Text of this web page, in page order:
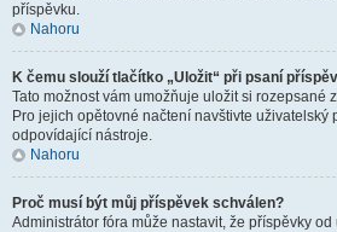
příspěvku.
Nahoru
K čemu slouží tlačítko „Uložit“ při psaní
Tato možnost vám umožňuje uložit si rozepsané
Pro jejich opětovné načtení navštivte uživatelský
odpovídající nástroje.
Nahoru
Proč musí být můj příspěvek schválen?
Administrátor fóra může nastavit, že příspěvky